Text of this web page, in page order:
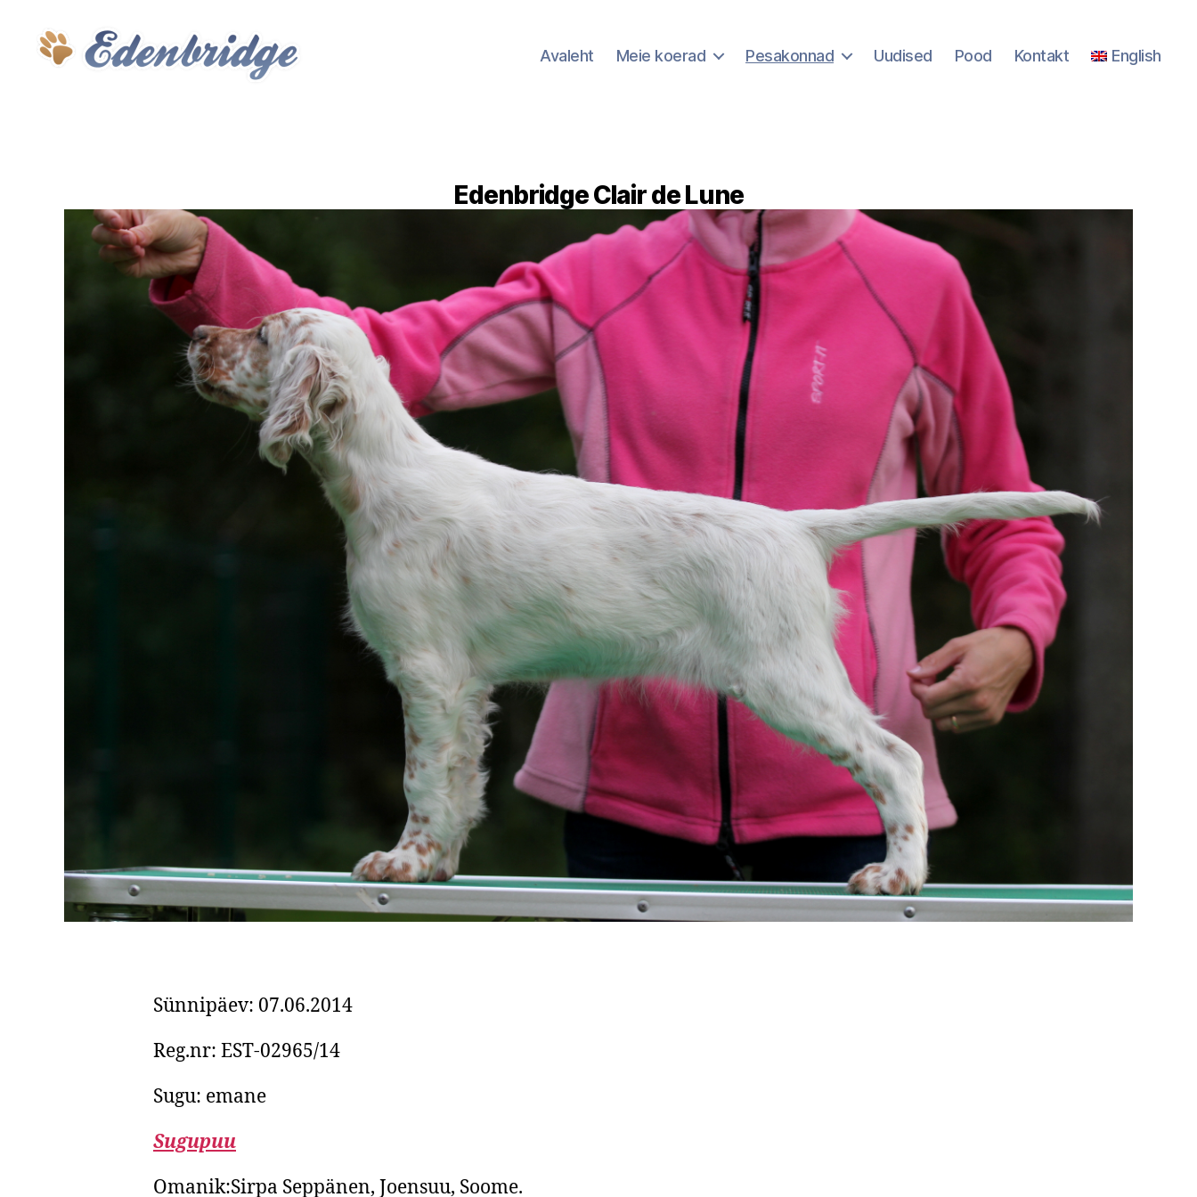
Avaleht Meie koerad Pesakonnad Uudised Pood Kontakt English
Edenbridge Clair de Lune
Sünnipäev: 07.06.2014
Reg.nr: EST-02965/14
Sugu: emane
Sugupuu
Omanik:Sirpa Seppänen, Joensuu, Soome.